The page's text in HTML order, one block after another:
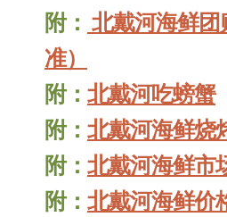
附： 北戴河海鲜团
准）
附： 北戴河吃螃蟹
附： 北戴河海鲜烧
附： 北戴河海鲜市
附： 北戴河海鲜价